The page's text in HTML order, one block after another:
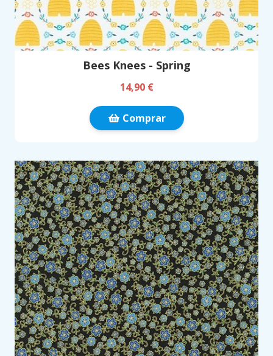
Bees Knees - Spring
14,90 €
Comprar